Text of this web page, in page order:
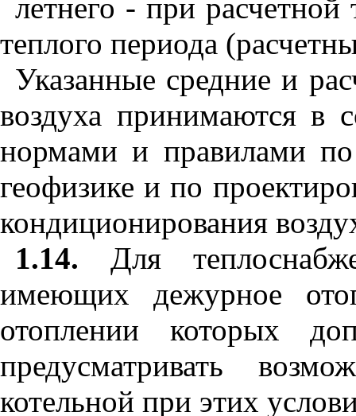
летнего - при расчетной
теплого периода
Указанные средние и
воздуха принимаются в
нормами и правилами по
геофизике и по
кондиционирования
1.14. Для
имеющих дежурное
отоплении которых
предусматривать
котельной при этих